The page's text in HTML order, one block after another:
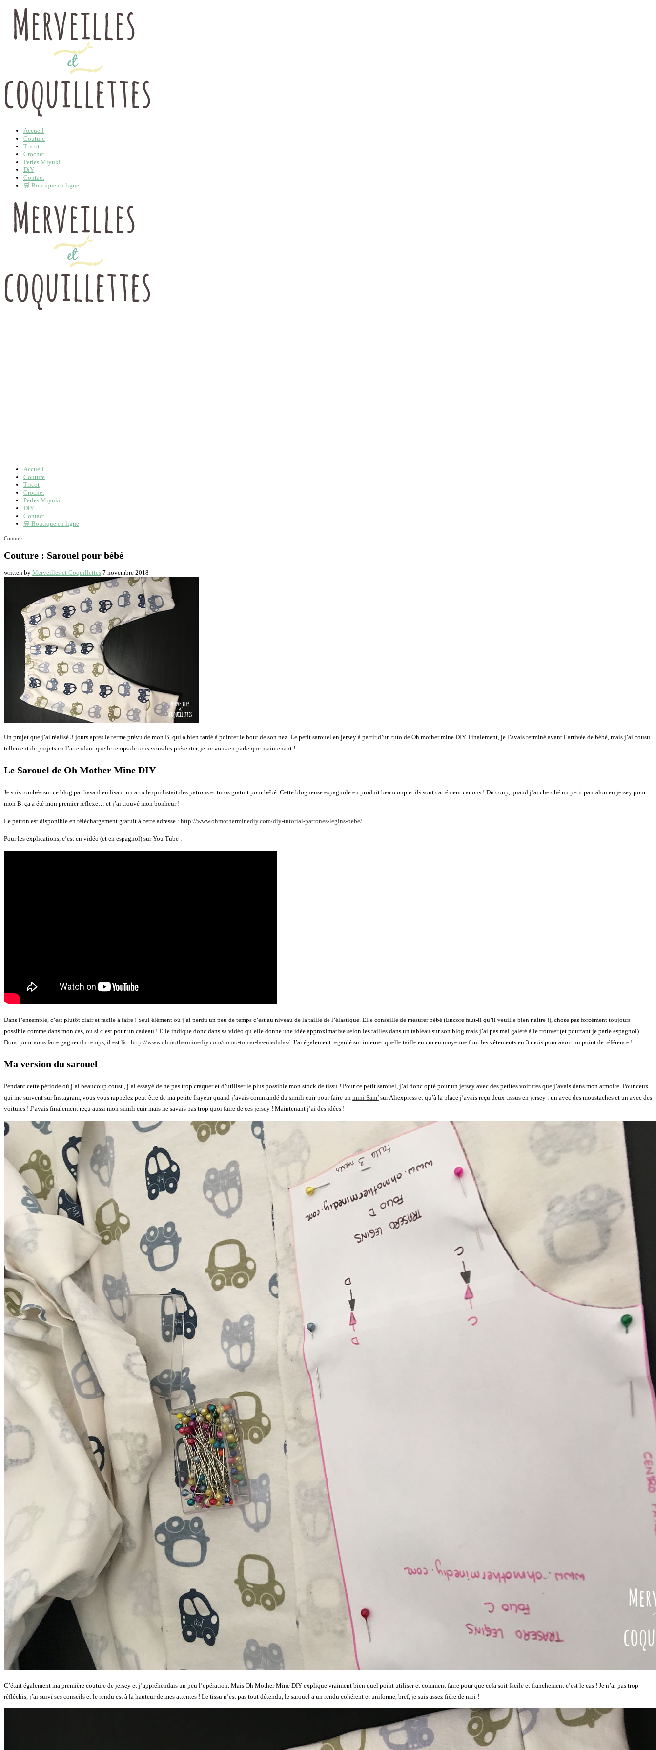
Accueil
Couture
Tricot
Crochet
Perles Miyuki
DiY
Contact
🛒 Boutique en ligne
Accueil
Couture
Tricot
Crochet
Perles Miyuki
DiY
Contact
🛒 Boutique en ligne
Couture
Couture : Sarouel pour bébé
written by Merveilles et Coquillettes 7 novembre 2018
Un projet que j’ai réalisé 3 jours après le terme prévu de mon B. qui a bien tardé à pointer le bout de son nez. Le petit sarouel en jersey à partir d’un tuto de Oh mother mine DIY. Finalement, je l’avais terminé avant l’arrivée de bébé, mais j’ai cousu
tellement de projets en l’attendant que le temps de tous vous les présenter, je ne vous en parle que maintenant !
Le Sarouel de Oh Mother Mine DIY
Je suis tombée sur ce blog par hasard en lisant un article qui listait des patrons et tutos gratuit pour bébé. Cette blogueuse espagnole en produit beaucoup et ils sont carrément canons ! Du coup, quand j’ai cherché un petit pantalon en jersey pour
mon B. ça a été mon premier reflexe… et j’ai trouvé mon bonheur !
Le patron est disponible en téléchargement gratuit à cette adresse : http://www.ohmotherminediy.com/diy-tutorial-patrones-legins-bebe/
Pour les explications, c’est en vidéo (et en espagnol) sur You Tube :
Dans l’ensemble, c’est plutôt clair et facile à faire ! Seul élément où j’ai perdu un peu de temps c’est au niveau de la taille de l’élastique. Elle conseille de mesurer bébé (Encore faut-il qu’il veuille bien naitre !), chose pas forcément toujours
possible comme dans mon cas, ou si c’est pour un cadeau ! Elle indique donc dans sa vidéo qu’elle donne une idée approximative selon les tailles dans un tableau sur son blog mais j’ai pas mal galèré à le trouver (et pourtant je parle espagnol).
Donc pour vous faire gagner du temps, il est là : http://www.ohmotherminediy.com/como-tomar-las-medidas/. J’ai également regardé sur internet quelle taille en cm en moyenne font les vêtements en 3 mois pour avoir un point de référence !
Ma version du sarouel
Pendant cette période où j’ai beaucoup cousu, j’ai essayé de ne pas trop craquer et d’utiliser le plus possible mon stock de tissu ! Pour ce petit sarouel, j’ai donc opté pour un jersey avec des petites voitures que j’avais dans mon armoire. Pour ceux
qui me suivent sur Instagram, vous vous rappelez peut-être de ma petite frayeur quand j’avais commandé du simili cuir pour faire un mini Sam’ sur Aliexpress et qu’à la place j’avais reçu deux tissus en jersey : un avec des moustaches et un avec des
voitures ! J’avais finalement reçu aussi mon simili cuir mais ne savais pas trop quoi faire de ces jersey ! Maintenant j’ai des idées !
C’était également ma première couture de jersey et j’appréhendais un peu l’opération. Mais Oh Mother Mine DIY explique vraiment bien quel point utiliser et comment faire pour que cela soit facile et franchement c’est le cas ! Je n’ai pas trop
réfléchis, j’ai suivi ses conseils et le rendu est à la hauteur de mes attentes ! Le tissu n’est pas tout détendu, le sarouel a un rendu cohérent et uniforme, bref, je suis assez fière de moi !